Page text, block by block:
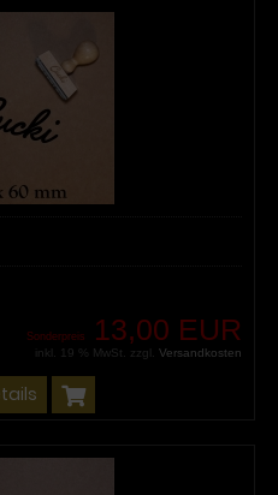
Sonderpreis 13,00 EUR
inkl. 19 % MwSt. zzgl. Versandkosten